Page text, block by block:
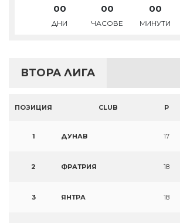
00
ДНИ
00
ЧАСОВЕ
00
МИНУТИ
ВТОРА ЛИГА
ПОЗИЦИЯ CLUB P
1 ДУНАВ 17
2 ФРАТРИЯ 18
3 ЯНТРА 18